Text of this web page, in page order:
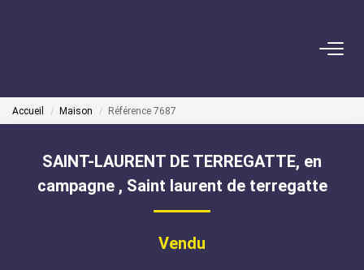
ACHETER
LOUER
Accueil Maison Référence 7687
SAINT-LAURENT DE TERREGATTE, en
campagne , Saint laurent de terregatte
Vendu